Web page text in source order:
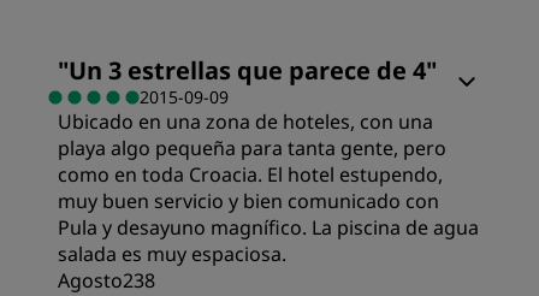
Limpieza
Servicio
"Un 3 estrellas que parece de 4"
2015-09-09
Ubicado en una zona de hoteles, con una
playa algo pequeña para tanta gente, pero
como en toda Croacia. El hotel estupendo,
muy buen servicio y bien comunicado con
Pula y desayuno magnífico. La piscina de agua
salada es muy espaciosa.
Agosto238